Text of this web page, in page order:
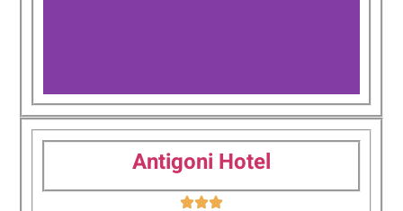
Tasia Maris Beach
Hotel - Adults Only
Antigoni Hotel